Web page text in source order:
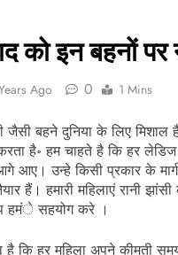
को इन बहनों
Ago 0 1 Mins
जैसी बहने दुनिया के लिए मिशाल
है॰ हम चाहते है कि हर
आए। उन्हे किसी प्रकार के
हैं। हमारी महिलाएं रानी
हमंे सहयोग करे ।
है कि हर महिला अपने कीमती